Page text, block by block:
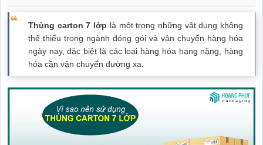
Thùng carton 7 lớp là một trong những vật dụng không
thể thiếu trong ngành đóng gói và vận chuyển hàng hóa
ngày nay, đặc biệt là các loại hàng hóa hạng nặng, hàng
hóa cần vận chuyển đường xa.